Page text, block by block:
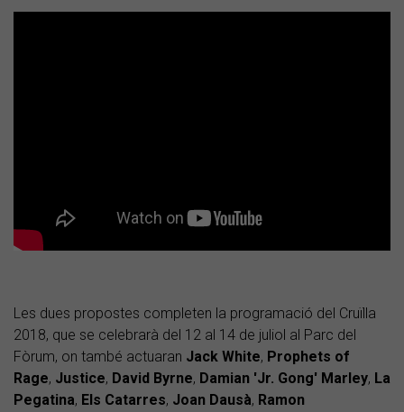
Les dues propostes completen la programació del Cruïlla
2018, que se celebrarà del 12 al 14 de juliol al Parc del
Fòrum, on també actuaran Jack White, Prophets of
Rage, Justice, David Byrne, Damian 'Jr. Gong' Marley, La
Pegatina, Els Catarres, Joan Dausà, Ramon